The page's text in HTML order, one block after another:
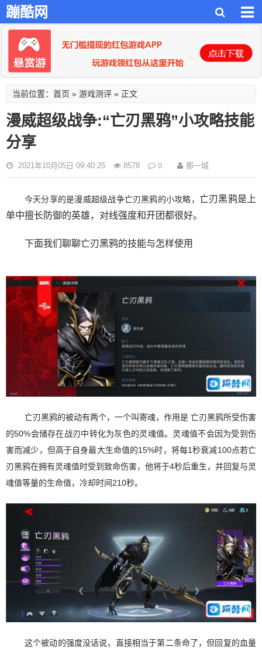
蹦酷网
当前位置： 首页 » 游戏测评 » 正文
漫威超级战争:“亡刃黑鸦”小攻略技能
分享
2021年10月05日 09:40:25 8578 0 那一城
今天分享的是漫威超级战争亡刃黑鸦的小攻略， 亡刃黑鸦是上
单中擅长防御的英雄，对线强度和开团都很好。
下面我们聊聊亡刃黑鸦的技能与怎样使用
亡刃黑鸦的被动有两个，一个叫寄魂，作用是 亡刃黑鸦所受伤害
的50%会储存在战刃中转化为灰色的灵魂值。灵魂值不会因为受到伤
害而减少，但高于自身最大生命值的15%时，将每1秒衰减100点若亡
刃黑鸦在拥有灵魂值时受到致命伤害，他将于4秒后重生，并回复与灵
魂值等量的生命值，冷却时间210秒。
这个被动的强度没话说，直接相当于第二条命了，但回复的血量